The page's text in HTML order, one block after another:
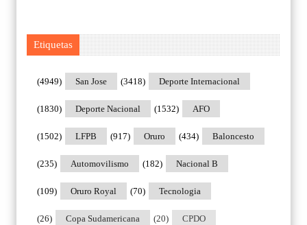
Etiquetas
San Jose
(4949) Deporte Internacional
(3418)
Deporte Nacional
(1830) AFO
(1532)
LFPB
(1502) Oruro
(917) Baloncesto
(434)
Automovilismo
(235) Nacional B
(182)
Oruro Royal
(109) Tecnologia
(70)
Copa Sudamericana
(26) CPDO
(20)